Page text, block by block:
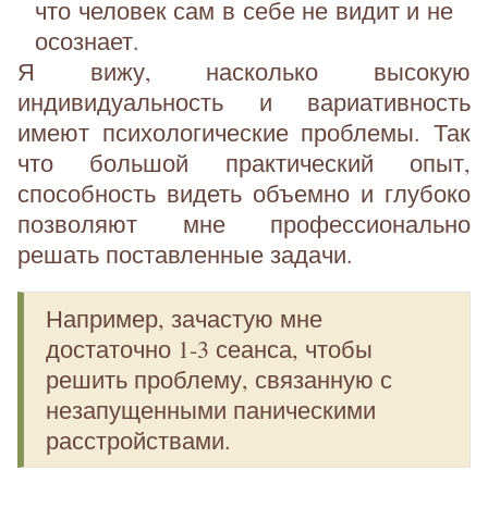
что человек сам в себе не видит и не
осознает.
Я вижу, насколько высокую
индивидуальность и вариативность
имеют психологические проблемы. Так
что большой практический опыт,
способность видеть объемно и глубоко
позволяют мне профессионально
решать поставленные задачи.
Например, зачастую мне
достаточно 1-3 сеанса, чтобы
решить проблему, связанную с
незапущенными паническими
расстройствами.